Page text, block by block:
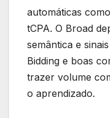
automáticas
tCPA. O Broad
semântica e
Bidding e boas
trazer volume
o aprendizado.